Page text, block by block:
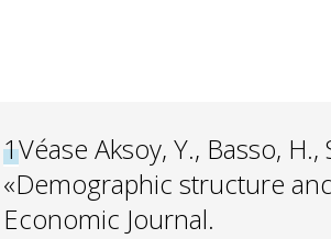
1Véase Aksoy, Y., Basso,
«Demographic structure
Economic Journal.